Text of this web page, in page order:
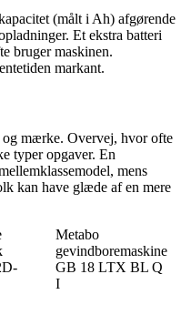
(målt i Ah) afgørende
Et ekstra batteri
bruger maskinen.
markant.
mærke. Overvej, hvor ofte
typer opgaver. En
mens
kan have glæde af en mere
Metabo
gevindboremaskine
GB 18 LTX BL Q
I